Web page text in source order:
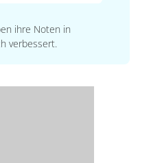
ihre Noten in
verbessert.